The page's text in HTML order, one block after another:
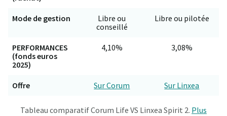
Mode de gestion
Libre ou
conseillé
Libre ou pilotée
PERFORMANCES
(fonds euros
2025)
4,10% 3,08%
Offre Sur Corum Sur Linxea
Tableau comparatif Corum Life VS Linxea Spirit 2. Plus